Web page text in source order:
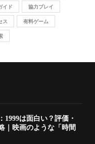
イド 協力プレイ
ス 有料ゲーム
1999は面白い？評価・
｜映画のような「時間